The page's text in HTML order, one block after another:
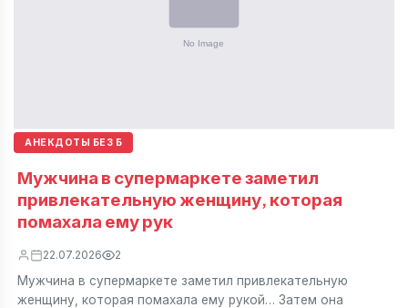
АНЕКДОТЫ БЕЗ Б
Мужчина в супермаркете заметил
привлекательную женщину, которая
помахала ему рук
22.07.2026 2
Мужчина в супермаркете заметил привлекательную
женщину, которая помахала ему рукой… Затем она